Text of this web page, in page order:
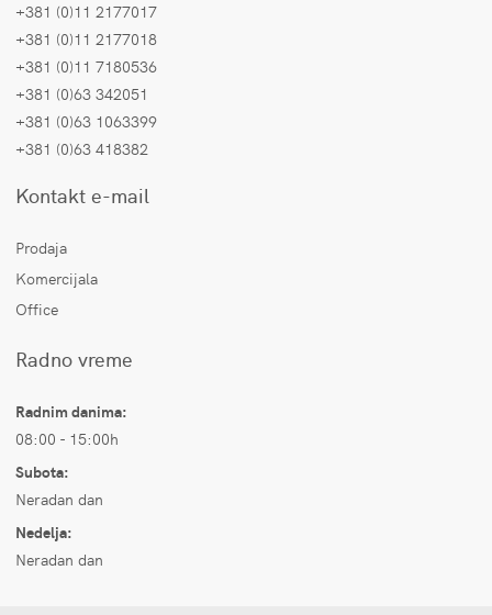
+381 (0)11 2177017
+381 (0)11 2177018
+381 (0)11 7180536
+381 (0)63 342051
+381 (0)63 1063399
+381 (0)63 418382
Kontakt e-mail
Prodaja
Komercijala
Office
Radno vreme
Radnim danima:
08:00 - 15:00h
Subota:
Neradan dan
Nedelja:
Neradan dan